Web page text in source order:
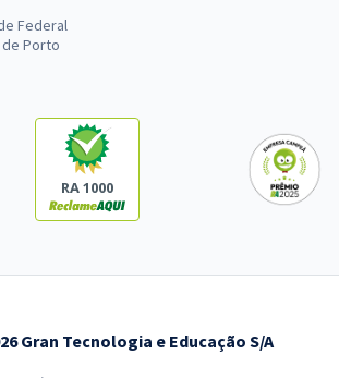
Federal
de Porto
RA 1000
Gran Tecnologia e Educação S/A